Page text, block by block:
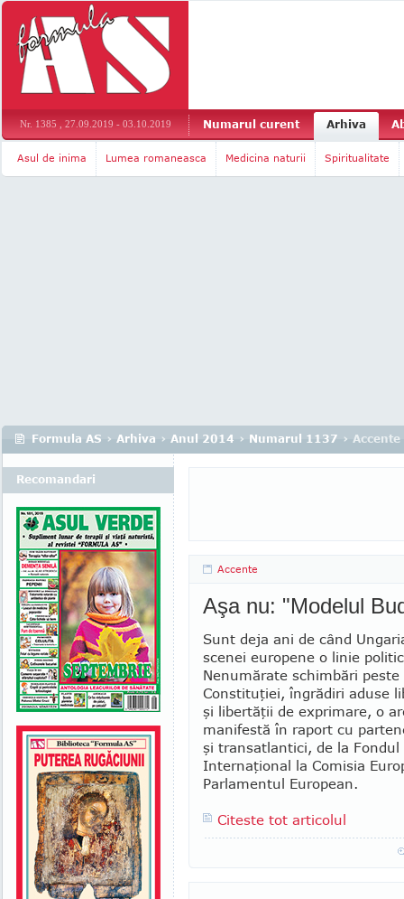
Nr. 1385 , 27.09.2019 - 03.10.2019 Numarul curent Arhiva
Asul de inima Lumea romaneasca Medicina naturii Spiritualitate
Formula AS › Arhiva › Anul 2014 › Numarul 1137 › Accente
Accente
Aşa nu: "Modelul
Sunt deja ani de când
scenei europene o linie
Nenumărate schimbări peste
Constituţiei, îngrădiri aduse
şi libertăţii de ex­pri­mare, o
manifestă în raport cu
şi transatlantici, de la Fondul
Internaţional la Co­mi­sia
Parlamentul Eu­ro­pean.
Citeste tot articolul
Recomandari